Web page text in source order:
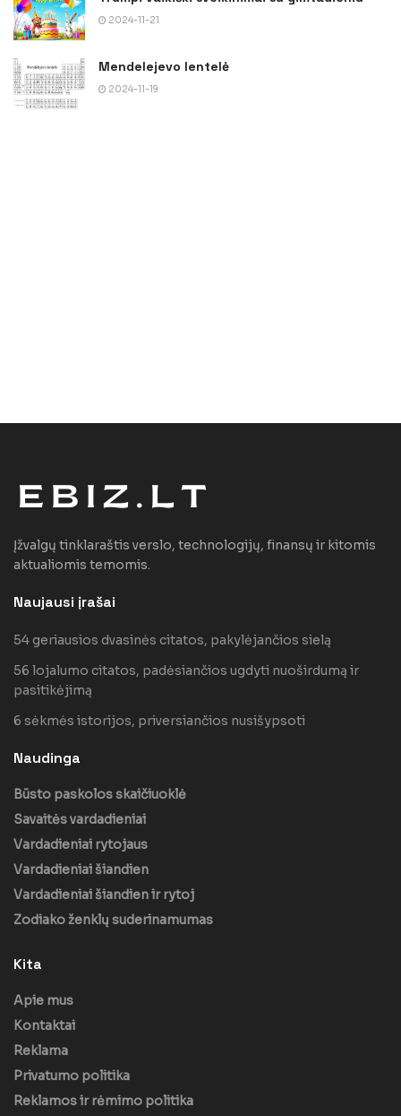
2024-11-21
Mendelejevo lentelė
2024-11-19
Įžvalgų tinklaraštis verslo, technologijų, finansų ir kitomis
aktualiomis temomis.
Naujausi įrašai
54 geriausios dvasinės citatos, pakylėjančios sielą
56 lojalumo citatos, padėsiančios ugdyti nuoširdumą ir
pasitikėjimą
6 sėkmės istorijos, priversiančios nusišypsoti
Naudinga
Būsto paskolos skaičiuoklė
Savaitės vardadieniai
Vardadieniai rytojaus
Vardadieniai šiandien
Vardadieniai šiandien ir rytoj
Zodiako ženklų suderinamumas
Kita
Apie mus
Kontaktai
Reklama
Privatumo politika
Reklamos ir rėmimo politika